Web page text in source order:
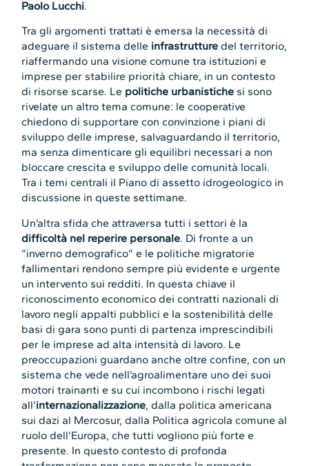
Paolo Lucchi.
Tra gli argomenti trattati è emersa la necessità di
adeguare il sistema delle infrastrutture del territorio,
riaffermando una visione comune tra istituzioni e
imprese per stabilire priorità chiare, in un contesto
di risorse scarse. Le politiche urbanistiche si sono
rivelate un altro tema comune: le cooperative
chiedono di supportare con convinzione i piani di
sviluppo delle imprese, salvaguardando il territorio,
ma senza dimenticare gli equilibri necessari a non
bloccare crescita e sviluppo delle comunità locali.
Tra i temi centrali il Piano di assetto idrogeologico in
discussione in queste settimane.
Un’altra sfida che attraversa tutti i settori è la
difficoltà nel reperire personale. Di fronte a un
“inverno demografico” e le politiche migratorie
fallimentari rendono sempre più evidente e urgente
un intervento sui redditi. In questa chiave il
riconoscimento economico dei contratti nazionali di
lavoro negli appalti pubblici e la sostenibilità delle
basi di gara sono punti di partenza imprescindibili
per le imprese ad alta intensità di lavoro. Le
preoccupazioni guardano anche oltre confine, con un
sistema che vede nell’agroalimentare uno dei suoi
motori trainanti e su cui incombono i rischi legati
all’internazionalizzazione, dalla politica americana
sui dazi al Mercosur, dalla Politica agricola comune al
ruolo dell’Europa, che tutti vogliono più forte e
presente. In questo contesto di profonda